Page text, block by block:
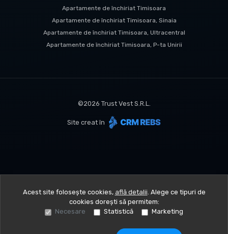
Apartamente de închiriat Timisoara
Apartamente de închiriat Timisoara, Sinaia
Apartamente de închiriat Timisoara, Ultracentral
Apartamente de închiriat Timisoara, P-ta Unirii
©2026 Trust Vest S.R.L.
Site creat în
Acest site folosește cookies, află detalii. Alege ce tipuri de
cookies dorești să permitem:
Necesare
Statistică Marketing